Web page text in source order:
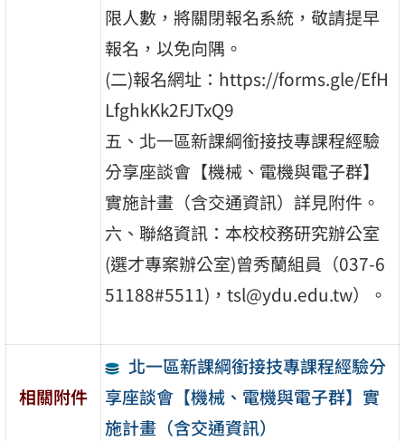
限人數，將關閉報名系統，敬請提早
報名，以免向隅。
(二)報名網址：https://forms.gle/EfH
LfghkKk2FJTxQ9
五、北一區新課綱銜接技專課程經驗
分享座談會【機械、電機與電子群】
實施計畫（含交通資訊）詳見附件。
六、聯絡資訊：本校校務研究辦公室
(選才專案辦公室)曾秀蘭組員（037-6
51188#5511)，tsl@ydu.edu.tw）。
相關附件
北一區新課綱銜接技專課程經驗分
享座談會【機械、電機與電子群】實
施計畫（含交通資訊）